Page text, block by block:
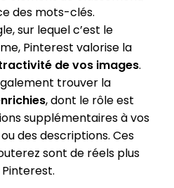
des mots-clés.
sur lequel c’est le
Pinterest valorise la
de vos images.
trouver la
, dont le rôle est
supplémentaires à vos
des descriptions. Ces
sont de réels plus